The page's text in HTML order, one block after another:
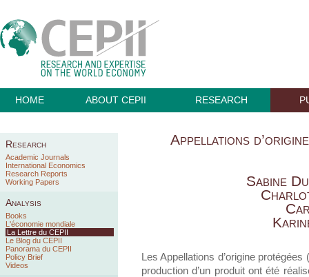
HOME ABOUT CEPII RESEARCH
Research
Academic Journals
International Economics
Research Reports
Working Papers
Analysis
Books
L'économie mondiale
La Lettre du CEPII
Le Blog du CEPII
Panorama du CEPII
Policy Brief
Videos
Appellations
Sabine
Les Appellations d’origine
production d’un produit ont été